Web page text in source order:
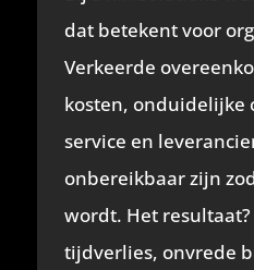
dat betekent voor
Verkeerde
kosten, onduidelijke
service en
onbereikbaar zijn
wordt. Het
tijdverlies, onvrede